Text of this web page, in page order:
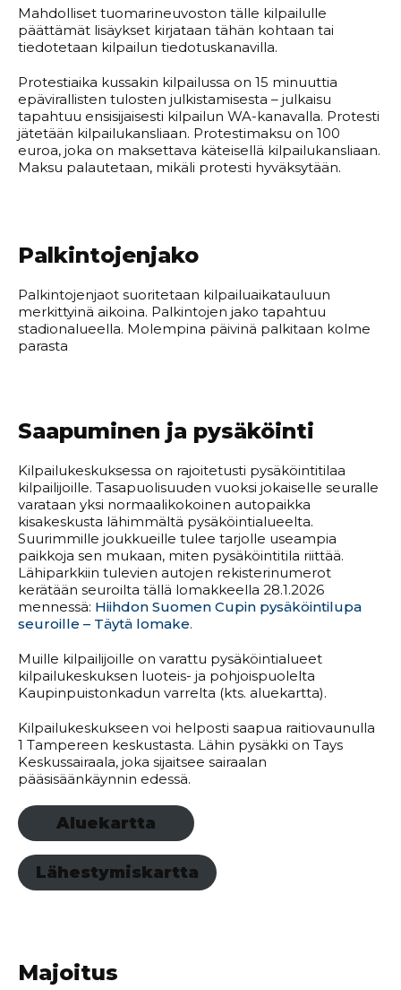
Mahdolliset tuomarineuvoston tälle kilpailulle
päättämät lisäykset kirjataan tähän kohtaan tai
tiedotetaan kilpailun tiedotuskanavilla.
Protestiaika kussakin kilpailussa on 15 minuuttia
epävirallisten tulosten julkistamisesta – julkaisu
tapahtuu ensisijaisesti kilpailun WA-kanavalla. Protesti
jätetään kilpailukansliaan. Protestimaksu on 100
euroa, joka on maksettava käteisellä kilpailukansliaan.
Maksu palautetaan, mikäli protesti hyväksytään.
Palkintojenjako
Palkintojenjaot suoritetaan kilpailuaikatauluun
merkittyinä aikoina. Palkintojen jako tapahtuu
stadionalueella. Molempina päivinä palkitaan kolme
parasta
Saapuminen ja pysäköinti
Kilpailukeskuksessa on rajoitetusti pysäköintitilaa
kilpailijoille. Tasapuolisuuden vuoksi jokaiselle seuralle
varataan yksi normaalikokoinen autopaikka
kisakeskusta lähimmältä pysäköintialueelta.
Suurimmille joukkueille tulee tarjolle useampia
paikkoja sen mukaan, miten pysäköintitila riittää.
Lähiparkkiin tulevien autojen rekisterinumerot
kerätään seuroilta tällä lomakkeella 28.1.2026
mennessä: Hiihdon Suomen Cupin pysäköintilupa
seuroille – Täytä lomake.
Muille kilpailijoille on varattu pysäköintialueet
kilpailukeskuksen luoteis- ja pohjoispuolelta
Kaupinpuistonkadun varrelta (kts. aluekartta).
Kilpailukeskukseen voi helposti saapua raitiovaunulla
1 Tampereen keskustasta. Lähin pysäkki on Tays
Keskussairaala, joka sijaitsee sairaalan
pääsisäänkäynnin edessä.
Aluekartta
Lähestymiskartta
Majoitus